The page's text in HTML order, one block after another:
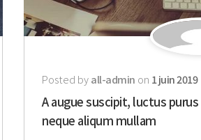
Posted byall-admin on 1 juin 2019
A augue suscipit, luctus
neque aliqum mullam